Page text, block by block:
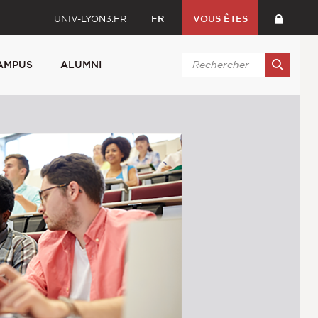
UNIV-LYON3.FR FR VOUS ÊTES
ALUMNI